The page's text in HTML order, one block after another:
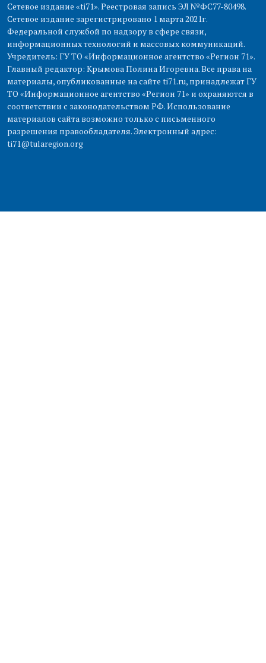
Сетевое издание «ti71». Реестровая запись ЭЛ №ФС77-80498.
Сетевое издание зарегистрировано 1 марта 2021г.
Федеральной службой по надзору в сфере связи,
информационных технологий и массовых коммуникаций.
Учредитель: ГУ ТО «Информационное агентство «Регион 71».
Главный редактор: Крымова Полина Игоревна. Все права на
материалы, опубликованные на сайте ti71.ru, принадлежат ГУ
ТО «Информационное агентство «Регион 71» и охраняются в
соответствии с законодательством РФ. Использование
материалов сайта возможно только с письменного
разрешения правообладателя. Электронный адрес:
ti71@tularegion.org